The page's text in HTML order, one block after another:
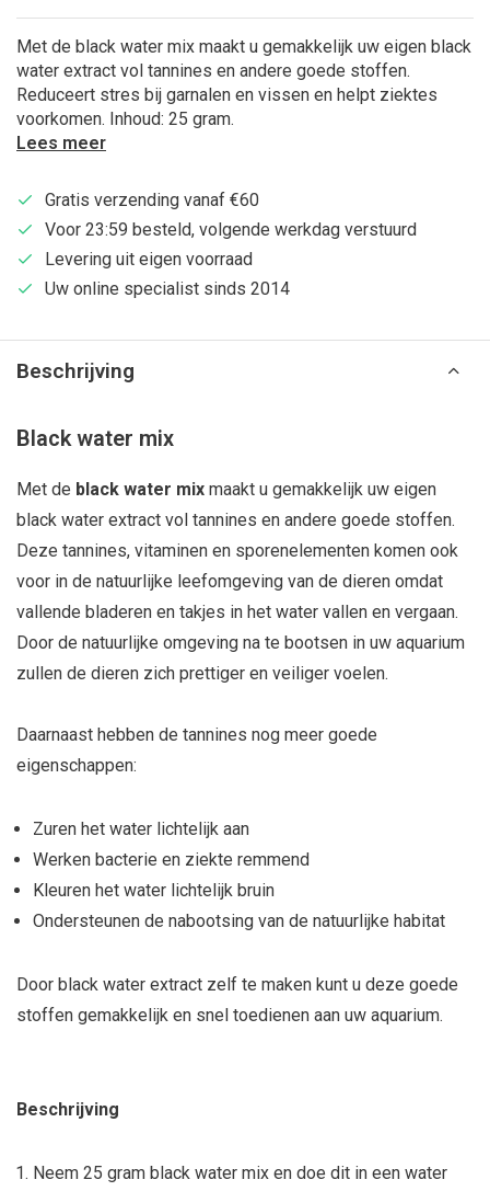
Met de black water mix maakt u gemakkelijk uw eigen black
water extract vol tannines en andere goede stoffen.
Reduceert stres bij garnalen en vissen en helpt ziektes
voorkomen. Inhoud: 25 gram.
Lees meer
Gratis verzending vanaf €60
Voor 23:59 besteld, volgende werkdag verstuurd
Levering uit eigen voorraad
Uw online specialist sinds 2014
Beschrijving
Black water mix
Met de black water mix maakt u gemakkelijk uw eigen
black water extract vol tannines en andere goede stoffen.
Deze tannines, vitaminen en sporenelementen komen ook
voor in de natuurlijke leefomgeving van de dieren omdat
vallende bladeren en takjes in het water vallen en vergaan.
Door de natuurlijke omgeving na te bootsen in uw aquarium
zullen de dieren zich prettiger en veiliger voelen.
Daarnaast hebben de tannines nog meer goede
eigenschappen:
Zuren het water lichtelijk aan
Werken bacterie en ziekte remmend
Kleuren het water lichtelijk bruin
Ondersteunen de nabootsing van de natuurlijke habitat
Door black water extract zelf te maken kunt u deze goede
stoffen gemakkelijk en snel toedienen aan uw aquarium.
Beschrijving
Neem 25 gram black water mix en doe dit in een water